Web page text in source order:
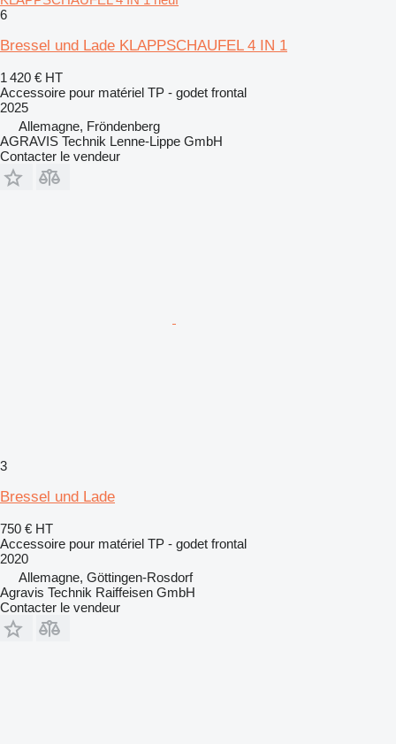
6
Bressel und Lade KLAPPSCHAUFEL 4 IN 1
1 420 € HT
Accessoire pour matériel TP - godet frontal
2025
Allemagne, Fröndenberg
AGRAVIS Technik Lenne-Lippe GmbH
Contacter le vendeur
3
Bressel und Lade
750 € HT
Accessoire pour matériel TP - godet frontal
2020
Allemagne, Göttingen-Rosdorf
Agravis Technik Raiffeisen GmbH
Contacter le vendeur